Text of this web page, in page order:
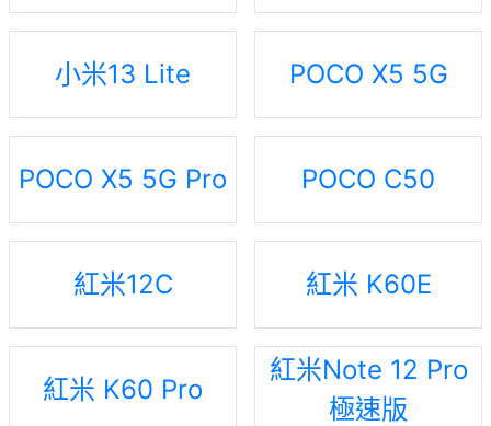
小米13 Lite POCO X5 5G
POCO X5 5G Pro POCO C50
紅米12C 紅米 K60E
紅米 K60 Pro
紅米Note 12 Pro
極速版